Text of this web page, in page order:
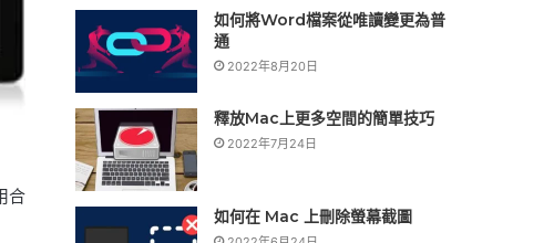
合
如何將Word檔案從唯讀變更為普
通
2022年8月20日
釋放Mac上更多空間的簡單技巧
2022年7月24日
如何在 Mac 上刪除螢幕截圖